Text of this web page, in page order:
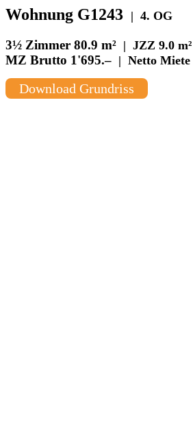
Wohnung G1243 | 4. OG
3½ Zimmer 80.9 m² | JZZ 9.0 m²
MZ Brutto 1'695.– | Netto Miete
Download Grundriss